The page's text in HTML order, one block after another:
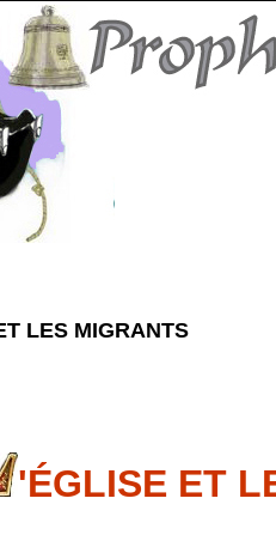
LES MIGRANTS
'ÉGLISE ET